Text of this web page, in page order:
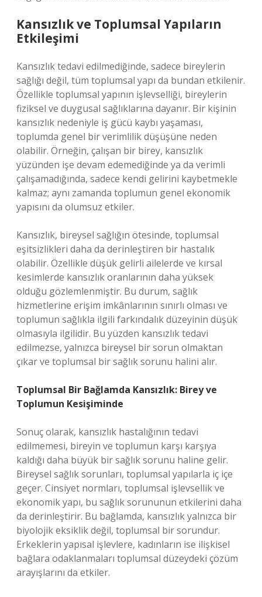
Kansızlık ve Toplumsal Yapıların
Etkileşimi
Kansızlık tedavi edilmediğinde, sadece bireylerin
sağlığı değil, tüm toplumsal yapı da bundan etkilenir.
Özellikle toplumsal yapının işlevselliği, bireylerin
fiziksel ve duygusal sağlıklarına dayanır. Bir kişinin
kansızlık nedeniyle iş gücü kaybı yaşaması,
toplumda genel bir verimlilik düşüşüne neden
olabilir. Örneğin, çalışan bir birey, kansızlık
yüzünden işe devam edemediğinde ya da verimli
çalışamadığında, sadece kendi gelirini kaybetmekle
kalmaz; aynı zamanda toplumun genel ekonomik
yapısını da olumsuz etkiler.
Kansızlık, bireysel sağlığın ötesinde, toplumsal
eşitsizlikleri daha da derinleştiren bir hastalık
olabilir. Özellikle düşük gelirli ailelerde ve kırsal
kesimlerde kansızlık oranlarının daha yüksek
olduğu gözlemlenmiştir. Bu durum, sağlık
hizmetlerine erişim imkânlarının sınırlı olması ve
toplumun sağlıkla ilgili farkındalık düzeyinin düşük
olmasıyla ilgilidir. Bu yüzden kansızlık tedavi
edilmezse, yalnızca bireysel bir sorun olmaktan
çıkar ve toplumsal bir sağlık sorunu halini alır.
Toplumsal Bir Bağlamda Kansızlık: Birey ve
Toplumun Kesişiminde
Sonuç olarak, kansızlık hastalığının tedavi
edilmemesi, bireyin ve toplumun karşı karşıya
kaldığı daha büyük bir sağlık sorunu haline gelir.
Bireysel sağlık sorunları, toplumsal yapılarla iç içe
geçer. Cinsiyet normları, toplumsal işlevsellik ve
ekonomik yapı, bu sağlık sorununun etkilerini daha
da derinleştirir. Bu bağlamda, kansızlık yalnızca bir
biyolojik eksiklik değil, toplumsal bir sorundur.
Erkeklerin yapısal işlevlere, kadınların ise ilişkisel
bağlara odaklanmaları toplumsal düzeydeki çözüm
arayışlarını da etkiler.